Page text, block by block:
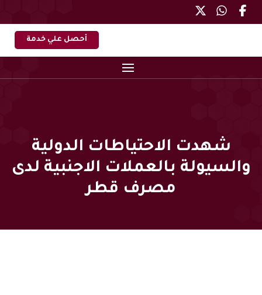
أحصل علي خدمة
شهدت الاحتياطات الدولية
والسيولة بالعملات الاجنبية لدى
مصرف قطر